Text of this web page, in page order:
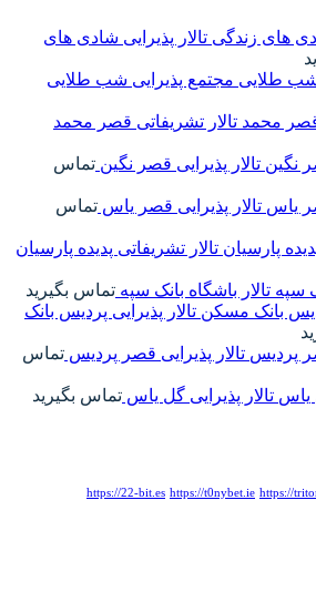
تالار پذیرایی شادی های
مجتمع پذیرایی شب طلایی
تالار تشریفاتی قصر محمد
تالار پذیرایی قصر نگین تماس
تالار پذیرایی قصر یاس تماس
تالار تشریفاتی پدیده پارسیان
تالار باشگاه بانک سپه تماس بگیرید
تالار پذیرایی پردیس بانک
تالار پذیرایی قصر پردیس تماس
تالار پذیرایی گل یاس تماس بگیرید
https://22-bit.es https://t0nybet.ie https://